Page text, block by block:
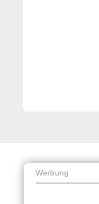
Werbung